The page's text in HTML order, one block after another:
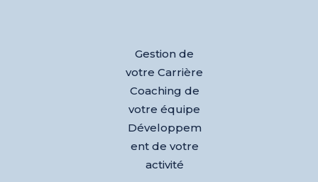
Gestion de
votre Carrière
Coaching de
votre équipe
Développem
ent de votre
activité